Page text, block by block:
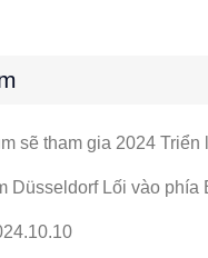
sẽ tham gia 2024
Düsseldorf Lối vào